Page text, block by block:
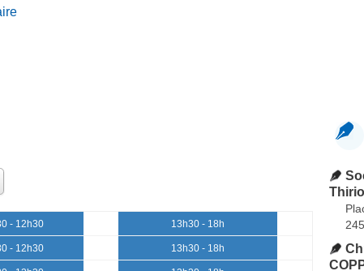
- 12h30 13h30 - 18h
- 12h30 13h30 - 18h